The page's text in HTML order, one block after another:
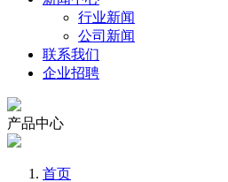
行业新闻
公司新闻
联系我们
企业招聘
产品中心
首页